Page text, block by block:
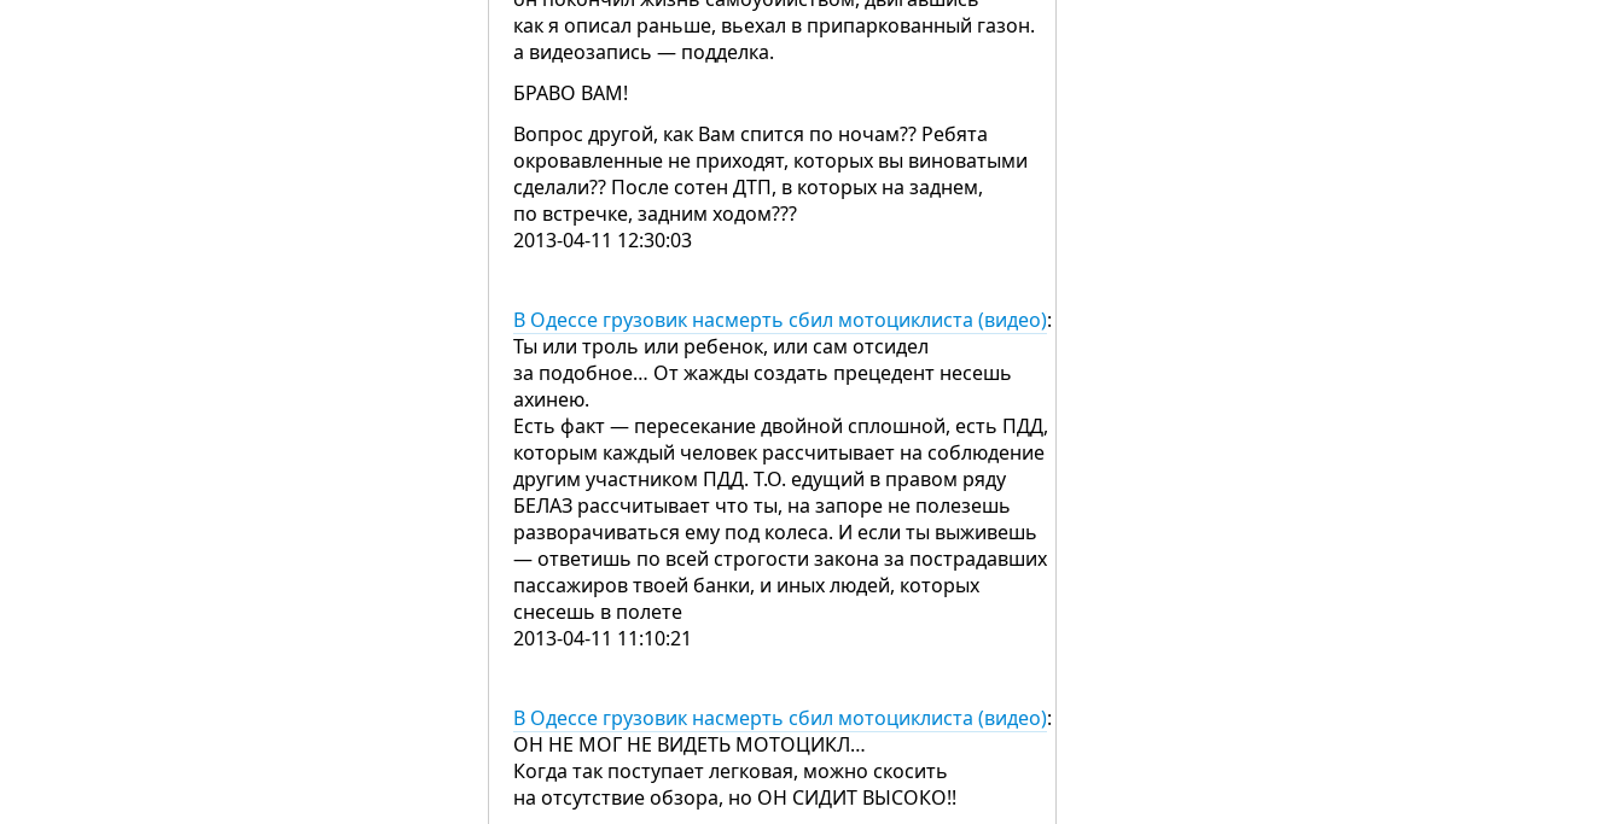
как я описал раньше, вьехал в припаркованный газон.
а видеозапись — подделка.
БРАВО ВАМ!
Вопрос другой, как Вам спится по ночам?? Ребята
окровавленные не приходят, которых вы виноватыми
сделали?? После сотен ДТП, в которых на заднем,
по встречке, задним ходом???
2013-04-11 12:30:03
В Одессе грузовик насмерть сбил мотоциклиста (видео):
Ты или троль или ребенок, или сам отсидел
за подобное… От жажды создать прецедент несешь
ахинею.
Есть факт — пересекание двойной сплошной, есть ПДД,
которым каждый человек рассчитывает на соблюдение
другим участником ПДД. Т.О. едущий в правом ряду
БЕЛАЗ рассчитывает что ты, на запоре не полезешь
разворачиваться ему под колеса. И если ты выживешь
— ответишь по всей строгости закона за пострадавших
пассажиров твоей банки, и иных людей, которых
снесешь в полете
2013-04-11 11:10:21
В Одессе грузовик насмерть сбил мотоциклиста (видео):
ОН НЕ МОГ НЕ ВИДЕТЬ МОТОЦИКЛ…
Когда так поступает легковая, можно скосить
на отсутствие обзора, но ОН СИДИТ ВЫСОКО!!